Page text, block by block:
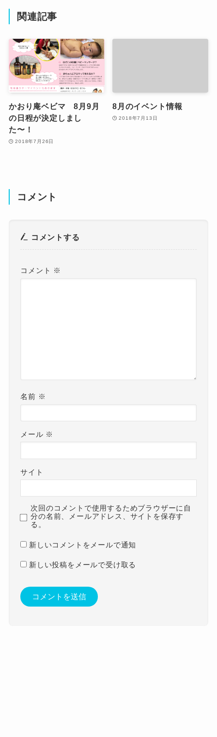
関連記事
かおり庵ベビマ 8月9月
の日程が決定しまし
た〜！
2018年7月26日
8月のイベント情報
2018年7月13日
コメント
コメントする
コメント ※
名前 ※
メール ※
サイト
次回のコメントで使用するためブラウザーに自
分の名前、メールアドレス、サイトを保存す
る。
新しいコメントをメールで通知
新しい投稿をメールで受け取る